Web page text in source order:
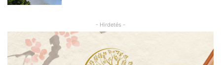
- Hirdetés -